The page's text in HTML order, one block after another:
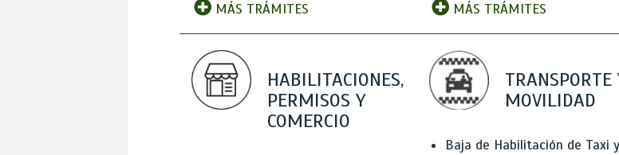
MÁS TRÁMITES
MÁS TRÁMITES
HABILITACIONES,
PERMISOS Y
COMERCIO
TRANSPORTE
MOVILIDAD
Baja de Habilitación de Taxi y